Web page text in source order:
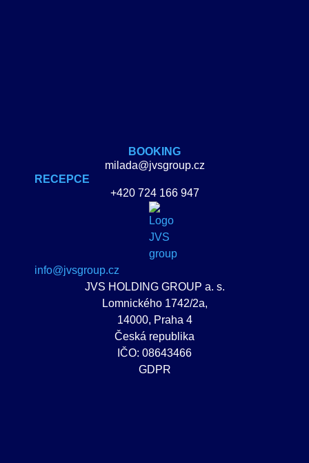
BOOKING
milada@jvsgroup.cz
RECEPCE
+420 724 166 947
info@jvsgroup.cz
JVS HOLDING GROUP a. s.
Lomnického 1742/2a,
14000, Praha 4
Česká republika
IČO: 08643466
GDPR